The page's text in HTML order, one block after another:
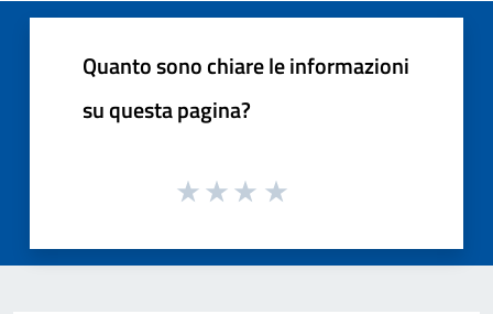
Quanto sono chiare le informazioni
su questa pagina?